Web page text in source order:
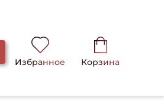
Избранное Корзина